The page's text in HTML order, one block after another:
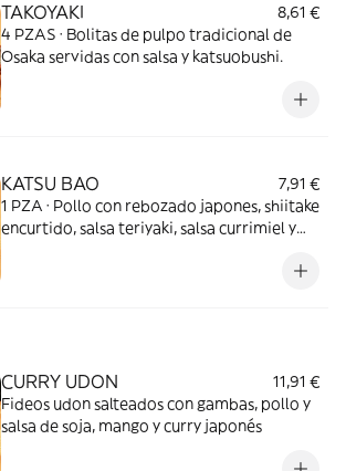
TAKOYAKI
8,61 €
4 PZAS · Bolitas de pulpo tradicional de
Osaka servidas con salsa y katsuobushi.
KATSU BAO
7,91 €
1 PZA · Pollo con rebozado japones, shiitake
encurtido, salsa teriyaki, salsa currimiel y
CURRY UDON
11,91 €
Fideos udon salteados con gambas, pollo y
salsa de soja, mango y curry japonés